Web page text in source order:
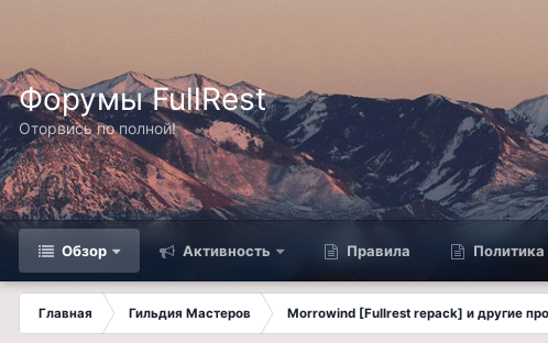
Форумы FullRest
Оторвись по полной!
Обзор Активность Правила
Главная Гильдия Мастеров Morrowind [Fullrest repack] и другие